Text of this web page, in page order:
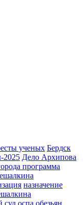
ученых Бердск
2025 Дело Архипова
программа
назначение
суд оспа обезьян